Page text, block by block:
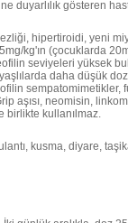
duyarlılık gösteren
hipertiroidi, yeni
kg'ın (çocuklarda
seviyeleri yüksek
daha düşük
aşısı, neomisin,
birlikte kullanılmaz.
kusma, diyare,